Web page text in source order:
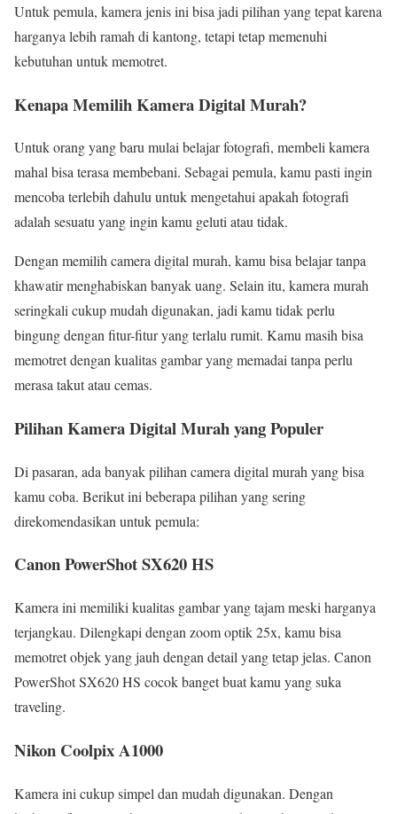
Untuk pemula, kamera jenis ini bisa jadi pilihan yang tepat karena
harganya lebih ramah di kantong, tetapi tetap memenuhi
kebutuhan untuk memotret.
Kenapa Memilih Kamera Digital Murah?
Untuk orang yang baru mulai belajar fotografi, membeli kamera
mahal bisa terasa membebani. Sebagai pemula, kamu pasti ingin
mencoba terlebih dahulu untuk mengetahui apakah fotografi
adalah sesuatu yang ingin kamu geluti atau tidak.
Dengan memilih camera digital murah, kamu bisa belajar tanpa
khawatir menghabiskan banyak uang. Selain itu, kamera murah
seringkali cukup mudah digunakan, jadi kamu tidak perlu
bingung dengan fitur-fitur yang terlalu rumit. Kamu masih bisa
memotret dengan kualitas gambar yang memadai tanpa perlu
merasa takut atau cemas.
Pilihan Kamera Digital Murah yang Populer
Di pasaran, ada banyak pilihan camera digital murah yang bisa
kamu coba. Berikut ini beberapa pilihan yang sering
direkomendasikan untuk pemula:
Canon PowerShot SX620 HS
Kamera ini memiliki kualitas gambar yang tajam meski harganya
terjangkau. Dilengkapi dengan zoom optik 25x, kamu bisa
memotret objek yang jauh dengan detail yang tetap jelas. Canon
PowerShot SX620 HS cocok banget buat kamu yang suka
traveling.
Nikon Coolpix A1000
Kamera ini cukup simpel dan mudah digunakan. Dengan